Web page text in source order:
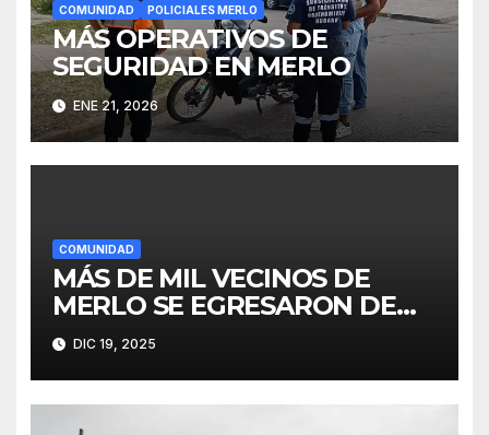
COMUNIDAD POLICIALES MERLO
MÁS OPERATIVOS DE
SEGURIDAD EN MERLO
ENE 21, 2026
COMUNIDAD
MÁS DE MIL VECINOS DE
MERLO SE EGRESARON DE
FINES
DIC 19, 2025